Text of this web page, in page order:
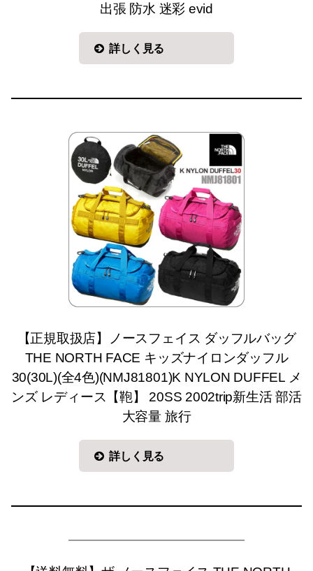
出張 防水 迷彩 evid
詳しく見る
【正規取扱店】ノースフェイス ダッフルバッグ
THE NORTH FACE キッズナイロンダッフル
30(30L)(全4色)(NMJ81801)K NYLON DUFFEL メ
ンズ レディース【鞄】 20SS 2002trip新生活 部活
大容量 旅行
詳しく見る